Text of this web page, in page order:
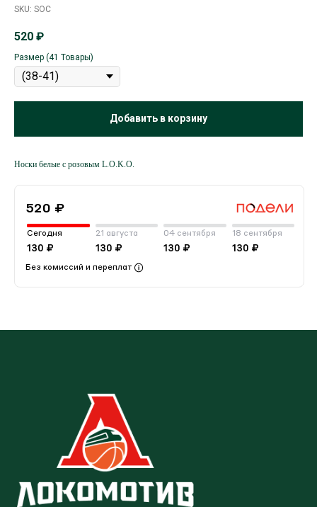
SKU: SOC
520 ₽
Размер (41 Товары)
Добавить в корзину
Носки белые с розовым L.O.K.O.
520 ₽
Сегодня
130 ₽
21 августа
130 ₽
04 сентября
130 ₽
18 сентября
130 ₽
Без комиссий и переплат